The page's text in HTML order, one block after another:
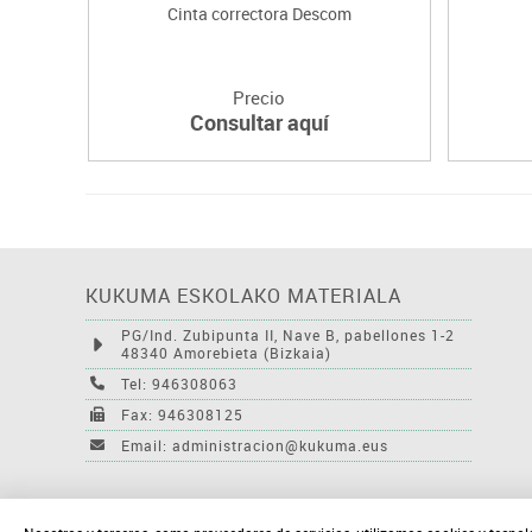
Cinta correctora Descom
Precio
Consultar aquí
KUKUMA ESKOLAKO MATERIALA
PG/Ind. Zubipunta II, Nave B, pabellones 1-2
48340 Amorebieta (Bizkaia)
Tel: 946308063
Fax: 946308125
Email: administracion@kukuma.eus